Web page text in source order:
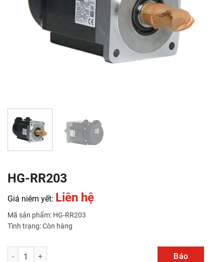
HG-RR203
Giá niêm yết: Liên hệ
Mã sản phẩm: HG-RR203
Tình trạng: Còn hàng
HG-RR203 số lượng
Báo